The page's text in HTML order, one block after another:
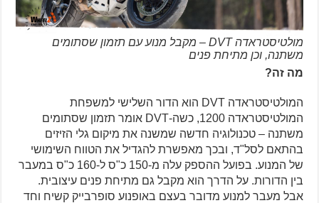
מולטיסטראדה DVT – מקבל מנוע עם תזמון שסתומים
משתנה, וכן מתיחת פנים
מה זה?
המולטיסטראדה DVT הוא הדור השלישי למשפחת
המולטיסטראדה 1200, כשה-DVT אומר תזמון שסתומים
משתנה – טכנולוגיה חדשה שמשנה את מיקום גלי הזיזים
בהתאם לסל"ד, ובכך מאפשרת להגדיל את הטווח השימושי
של המנוע. בפועל ההספק עלה מ-150 כ"ס ל-160 כ"ס במעבר
בין הדורות. על הדרך הוא מקבל גם מתיחת פנים עיצובית.
אבל מעבר למנוע מדובר בעצם באופנוע סופרבייק קשיח וחד